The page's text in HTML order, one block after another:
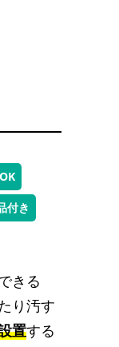
付き
きる
り汚す
置する